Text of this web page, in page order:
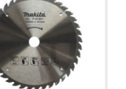
-
phẩm